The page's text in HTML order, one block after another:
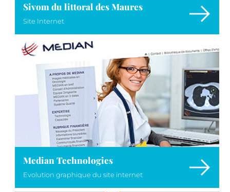
Sivom du littoral des Maures
Site Internet
Median Technologies
Evolution graphique du site internet